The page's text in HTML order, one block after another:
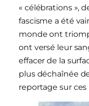
« célébrations »,
fascisme a été
monde ont
ont versé leur
effacer de la
plus déchaînée
reportage sur